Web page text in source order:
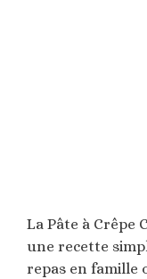
La Pâte à Crêpe
une recette
repas en famille